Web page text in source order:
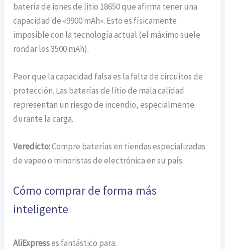
batería de iones de litio 18650 que afirma tener una
capacidad de «9900 mAh». Esto es físicamente
imposible con la tecnología actual (el máximo suele
rondar los 3500 mAh).
Peor que la capacidad falsa es la falta de circuitos de
protección. Las baterías de litio de mala calidad
representan un riesgo de incendio, especialmente
durante la carga.
Veredicto:Compre baterías en tiendas especializadas
de vapeo o minoristas de electrónica en su país.
Cómo comprar de forma más
inteligente
AliExpresses fantástico para: